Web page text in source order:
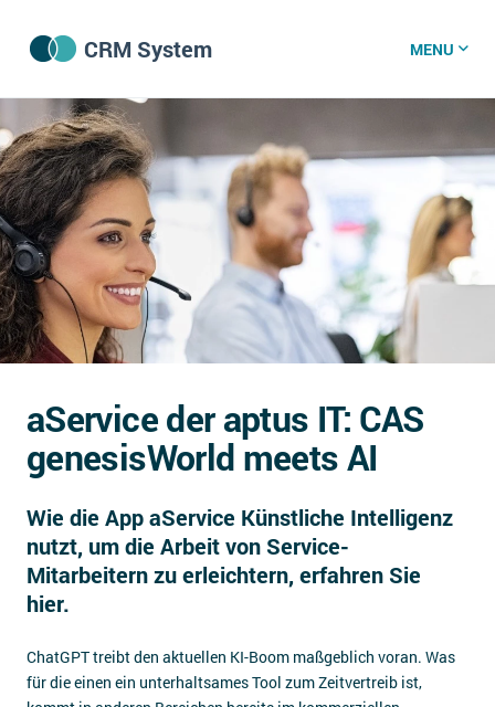
CRM System
CRM Software
CRM Wissenszentrum
CRM News
Was ist CRM?
Offene Stellen bei CRM-Lieferanten
DSGVO/GDPR
Impressum
Kontakt
MENU
aService der aptus IT: CAS
genesisWorld meets AI
Wie die App aService Künstliche Intelligenz
nutzt, um die Arbeit von Service-
Mitarbeitern zu erleichtern, erfahren Sie
hier.
ChatGPT treibt den aktuellen KI-Boom maßgeblich voran. Was
für die einen ein unterhaltsames Tool zum Zeitvertreib ist,